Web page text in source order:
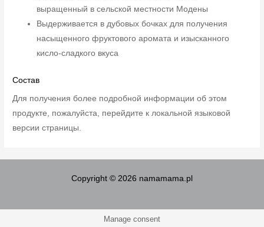
выращенный в сельской местности Модены
Выдерживается в дубовых бочках для получения
насыщенного фруктового аромата и изысканного
кисло-сладкого вкуса
Состав
Для получения более подробной информации об этом
продукте, пожалуйста, перейдите к локальной языковой
версии страницы.
Copyright © 2026 namamama.pl
Manage consent